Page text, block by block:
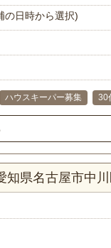
の日時から選択)
ハウスキーパー募集 30
知県名古屋市中